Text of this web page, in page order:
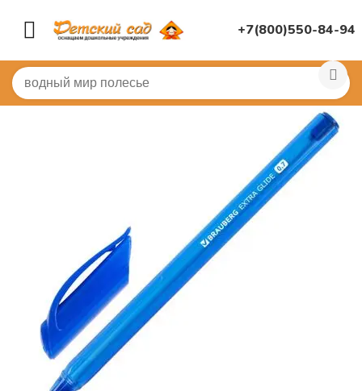
+7(800)550-84-94
Главная / КАНЦЕЛЯРИЯ